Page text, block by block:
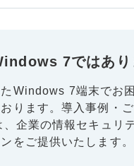
7ではあり
Windows 7端末でお
ります。導入事例・
企業の情報セキュリ
をご提供いたします。